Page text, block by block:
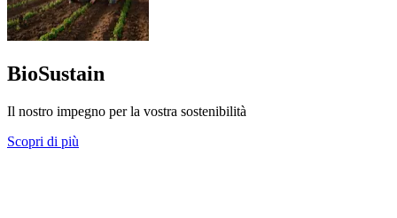
BioSustain
Il nostro impegno per la vostra sostenibilità
Scopri di più